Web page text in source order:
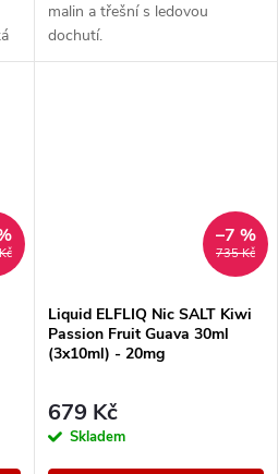
malin a třešní s ledovou
dochutí.
735 Kč
–7 %
Liquid ELFLIQ Nic SALT Kiwi
Passion Fruit Guava 30ml
(3x10ml) - 20mg
679 Kč
Skladem